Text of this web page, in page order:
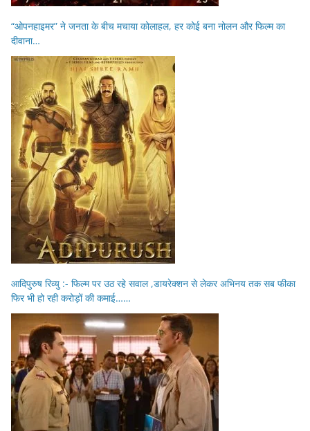
“ओपनहाइमर” ने जनता के बीच मचाया कोलाहल, हर कोई बना नोलन और फिल्म का
दीवाना…
आदिपुरुष रिव्यु :- फिल्म पर उठ रहे सवाल ,डायरेक्शन से लेकर अभिनय तक सब फीका
फिर भी हो रही करोड़ों की कमाई……